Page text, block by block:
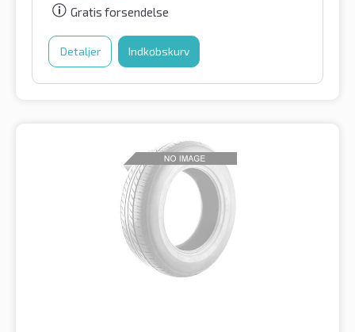
Gratis forsendelse
Detaljer Indkøbskurv